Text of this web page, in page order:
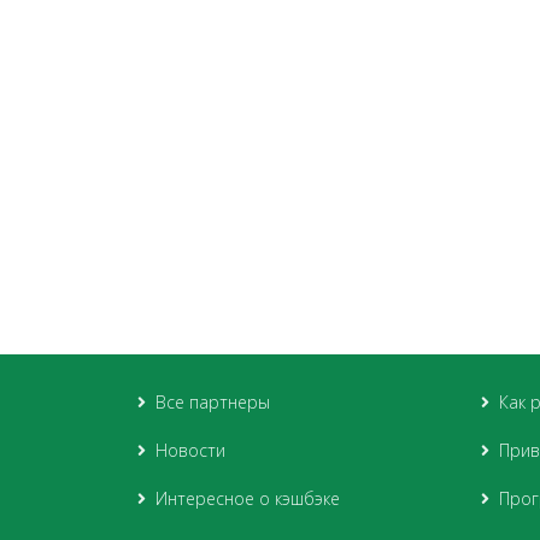
Все партнеры
Новости
Интересное о кэшбэке
Как